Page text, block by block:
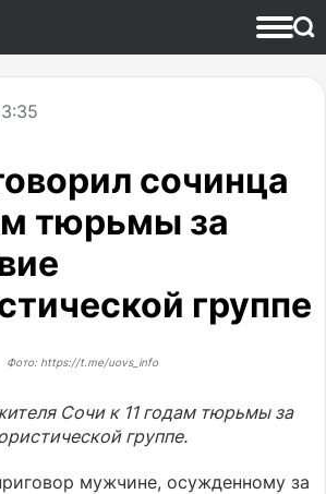
сочинца
тюрьмы за
группе
Фото: https://t.me/uovs_info
Сочи к 11 годам тюрьмы за
группе.
мужчине, осужденному за